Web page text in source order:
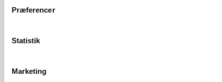
Præferencer
Statistik
Marketing